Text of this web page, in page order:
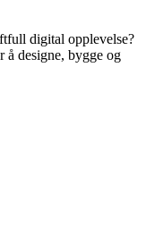
digital opplevelse?
å designe, bygge og